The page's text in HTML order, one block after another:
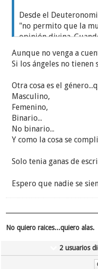
Desde el
"no permito que la
opinión divina.
subordinada al
de tener que cubrirse
de un varón, en
paso por la tv.
ordenando un altar
obispos se lo miraba.
Todo esto refleja un
misogeno y cuando
diaconisas, con
talante intelectual 1
funciones sociales
Diaconisas en los tjs.?
intelectualmente
Aunque no venga a
Si los ángeles no tienen
Otra cosa es el
Masculino,
Femenino,
Binario...
No binario...
Y como la cosa se
Solo tenia ganas de
Espero que nadie se
No quiero raices...quiero alas.
2 usuarios